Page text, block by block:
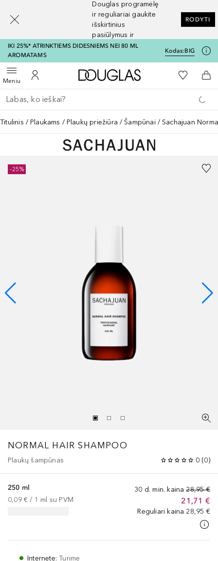
Douglas programėlę
ir reguliariai gaukite
išskirtinius
pasiūlymus ir
nuolaidas
RODYTI
IKI 25%* ATRINKTIEMS DIDESNIEMS NEI 80 ML
AROMATAMS
Kodas:BIG
MeniuAtidaryti meniuĮ mano paskyrą
Į Douglas pagrindinį
Į mano
Į
Grįžk atgal
Vykdykite paiešką
Titulinis Plaukams Plaukų priežiūra Šampūnai Sachajuan
-25%
NORMAL HAIR SHAMPOO
Plaukų šampūnas 0 (0)
30 d. min. kaina 28,95 €
21,71 €
Reguliari kaina 28,95 €
250 ml
0,09 € / 1 ml su PVM
Internete:Turime
[navigation.slideout.screenreader]